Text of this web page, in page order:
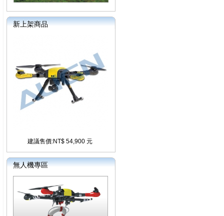
新上架商品
建議售價:NT$ 54,900 元
無人機專區